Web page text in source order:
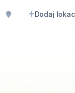
Dodaj